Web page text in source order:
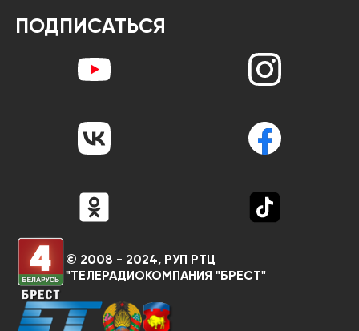
ПОДПИСАТЬСЯ
© 2008 - 2024, РУП РТЦ
"ТЕЛЕРАДИОКОМПАНИЯ "БРЕСТ"